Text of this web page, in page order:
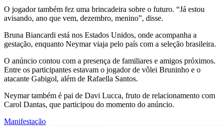
O jogador também fez uma brincadeira sobre o futuro. “Já estou
avisando, ano que vem, dezembro, menino”, disse.
Bruna Biancardi está nos Estados Unidos, onde acompanha a
gestação, enquanto Neymar viaja pelo país com a seleção brasileira.
O anúncio contou com a presença de familiares e amigos próximos.
Entre os participantes estavam o jogador de vôlei Bruninho e o
atacante Gabigol, além de Rafaella Santos.
Neymar também é pai de Davi Lucca, fruto de relacionamento com
Carol Dantas, que participou do momento do anúncio.
Manifestação